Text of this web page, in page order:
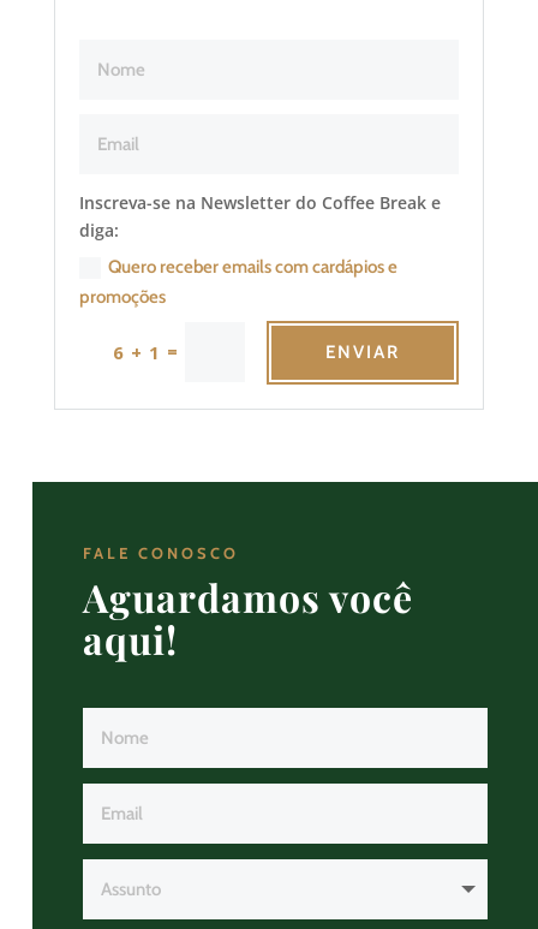
Inscreva-se na Newsletter do Coffee Break e
diga:
Quero receber emails com cardápios e
promoções
6 + 1 = ENVIAR
FALE CONOSCO
Aguardamos você
aqui!